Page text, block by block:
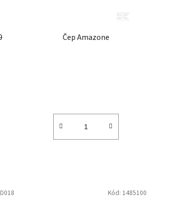
Čep Amazone
Kód: 1485100